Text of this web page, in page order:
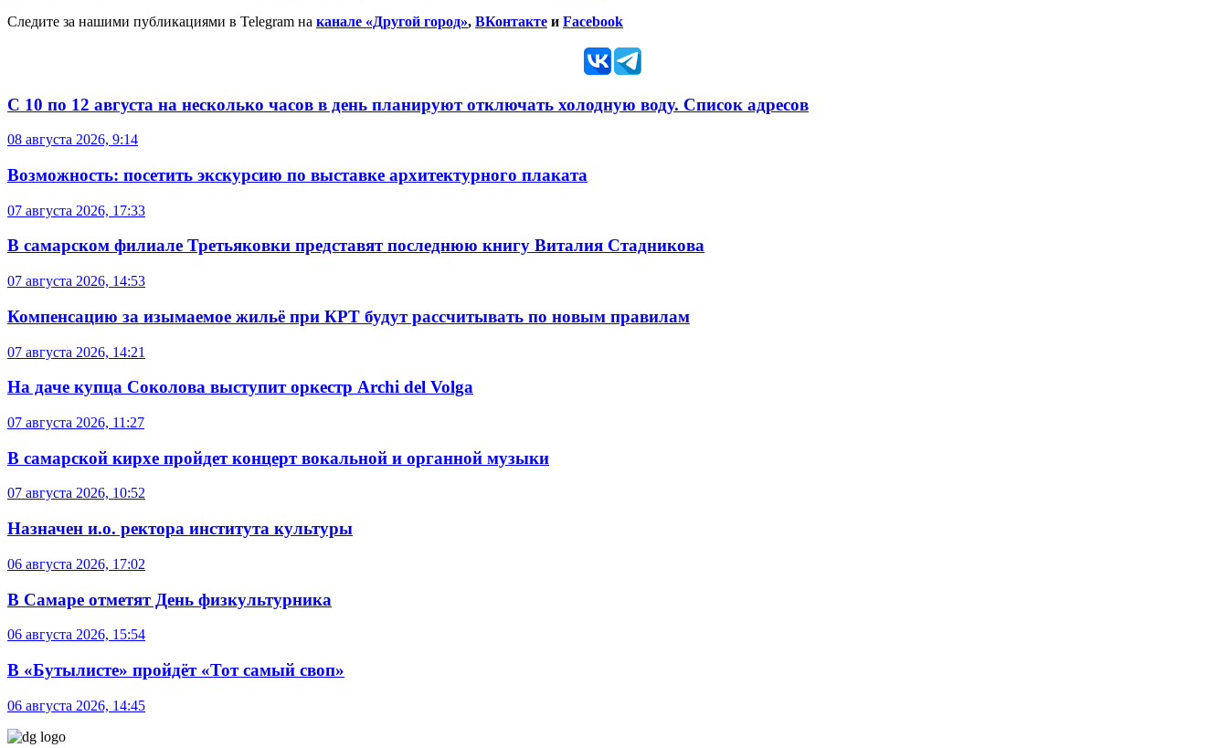
Следите за нашими публикациями в Telegram на канале «Другой город», ВКонтакте и Facebook
С 10 по 12 августа на несколько часов в день планируют отключать холодную воду. Список адресов
08 августа 2026, 9:14
Возможность: посетить экскурсию по выставке архитектурного плаката
07 августа 2026, 17:33
В самарском филиале Третьяковки представят последнюю книгу Виталия Стадникова
07 августа 2026, 14:53
Компенсацию за изымаемое жильё при КРТ будут рассчитывать по новым правилам
07 августа 2026, 14:21
На даче купца Соколова выступит оркестр Archi del Volga
07 августа 2026, 11:27
В самарской кирхе пройдет концерт вокальной и органной музыки
07 августа 2026, 10:52
Назначен и.о. ректора института культуры
06 августа 2026, 17:02
В Самаре отметят День физкультурника
06 августа 2026, 15:54
В «Бутылисте» пройдёт «Тот самый своп»
06 августа 2026, 14:45